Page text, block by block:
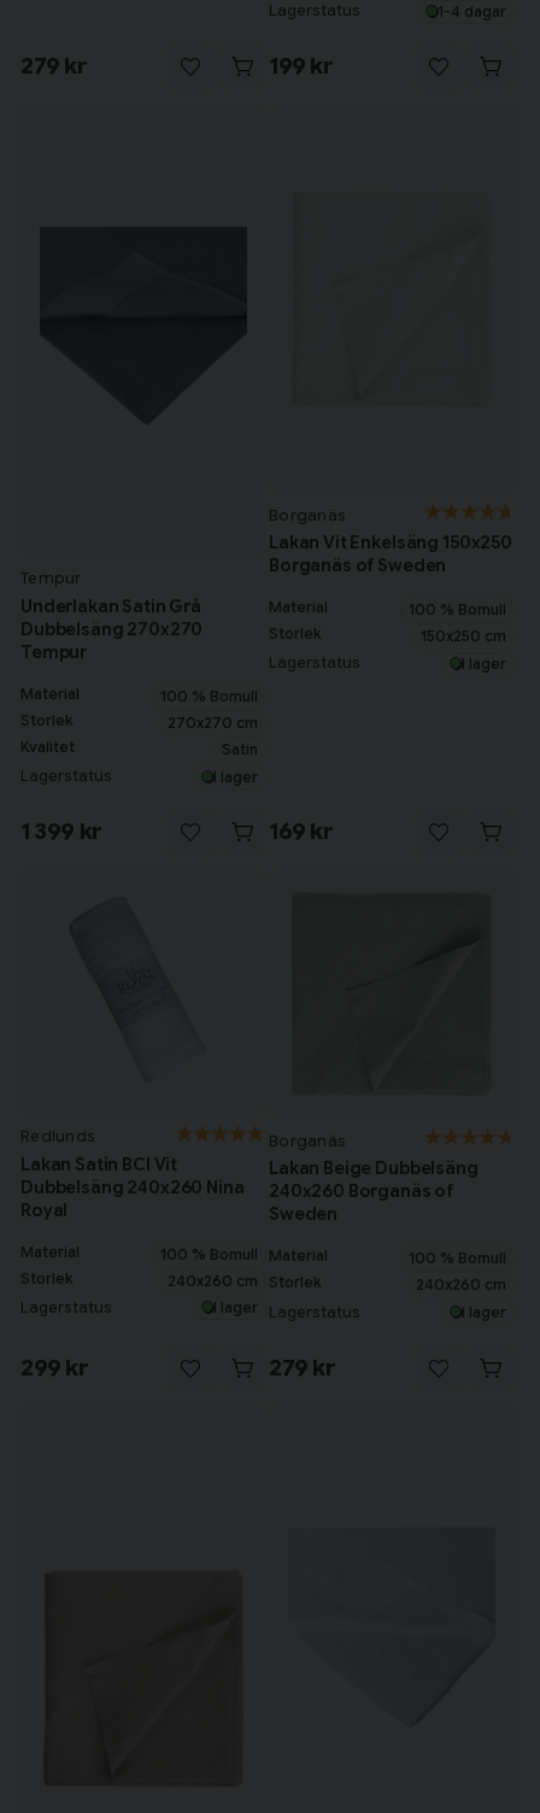
279 kr
Lagerstatus 1-4 dagar
199 kr
Tempur
Underlakan Satin Grå
Dubbelsäng 270x270
Tempur
Material
100 % Bomull
Storlek
270x270 cm
Kvalitet
Satin
Lagerstatus I lager
1 399 kr
Borganäs
Lakan Vit Enkelsäng 150x250
Borganäs of Sweden
Material
100 % Bomull
Storlek
150x250 cm
Lagerstatus I lager
169 kr
Redlunds
Lakan Satin BCI Vit
Dubbelsäng 240x260 Nina
Royal
Material
100 % Bomull
Storlek
240x260 cm
Lagerstatus I lager
299 kr
Borganäs
Lakan Beige Dubbelsäng
240x260 Borganäs of
Sweden
Material
100 % Bomull
Storlek
240x260 cm
Lagerstatus I lager
279 kr